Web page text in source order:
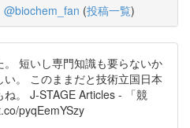
@biochem_fan (投稿一覧)
短いし専門知識も要らないか
。 このままだと技術立国日本
。 J-STAGE Articles - 「競
pyqEemYSzy